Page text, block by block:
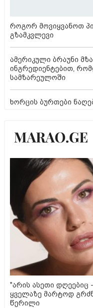
როგორ მოვიყვანოთ
გზამკვლევი
ამერიკული ბრაუნი
ინგრედიენტებით,
სამზარეულოში
ხორცის ბურთები
"არის ასეთი დღეებიც
ყველაზე მარტოდ
წერილი